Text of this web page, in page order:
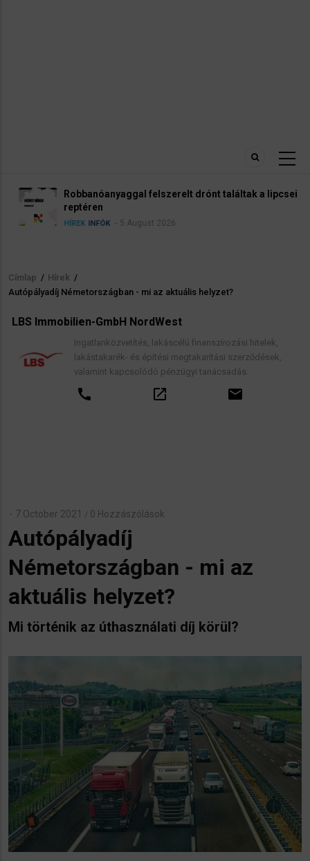
Robbanóanyaggal felszerelt drónt találtak a lipcsei
reptéren
HÍREK INFÓK 5 August 2026
Morzsa
Címlap / Hírek /
Autópályadíj Németországban - mi az aktuális helyzet?
LBS Immobilien-GmbH NordWest
Ingatlanközvetítés, lakáscélú finanszírozási hitelek,
lakástakarék- és építési megtakarítási szerződések,
valamint kapcsolódó pénzügyi tanácsadás.
call open_in_new email
7 October 2021 / 0 Hozzászólások
Autópályadíj
Németországban - mi az
aktuális helyzet?
Mi történik az úthasználati díj körül?